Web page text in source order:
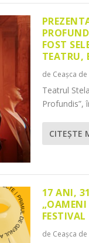
FOST
TEATRU,
de Ceașca
Teatrul
Profundis”,
CITEŞTE
17 ANI,
FESTIVAL
de Ceașca